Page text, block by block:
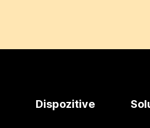
Dispozitive